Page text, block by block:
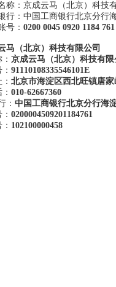
名称：京成云马（北
行：中国工商银行北京分行
号： 0200 0045 0920 1184 761
马（北京）科技有限公司
京成云马（北京）科技有限
91110108335546101E
北京市海淀区西北旺镇唐
010-62667360
： 中国工商银行北京分行海
0200004509201184761
102100000458